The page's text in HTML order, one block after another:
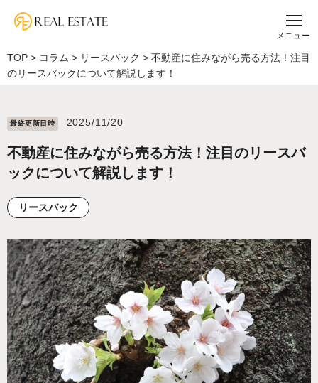
メニュー
TOP > コラム > リースバック > 不動産に住みながら売る方法！注目
のリースバックについて解説します！
最終更新⽇時 2025/11/20
不動産に住みながら売る方法！注目のリースバ
ックについて解説します！
リースバック